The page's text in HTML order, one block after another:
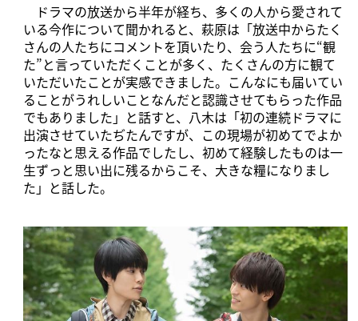
ドラマの放送から半年が経ち、多くの人から愛されて
いる今作について聞かれると、萩原は「放送中からたく
さんの人たちにコメントを頂いたり、会う人たちに“観
た”と言っていただくことが多く、たくさんの方に観て
いただいたことが実感できました。こんなにも届いてい
ることがうれしいことなんだと認識させてもらった作品
でもありました」と話すと、八木は「初の連続ドラマに
出演させていたぢたんですが、この現場が初めてでよか
ったなと思える作品でしたし、初めて経験したものは一
生ずっと思い出に残るからこそ、大きな糧になりまし
た」と話した。